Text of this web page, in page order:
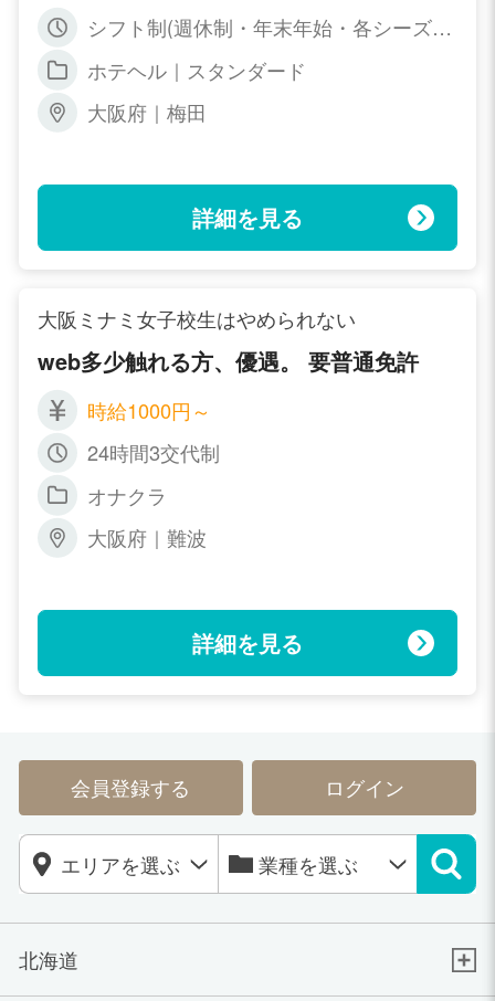
1,500円(社員雇用有) ④事務スタッフ・w
円/アルバイト：時給800円～1.700円(昇
給有)
シフト制(週休制・年末年始・各シーズン
ホテヘル｜スタンダード
大阪府｜梅田
詳細を見る
大阪ミナミ女子校生はやめられない
web多少触れる方、優遇。 要普通免許
時給1000円～
24時間3交代制
オナクラ
大阪府｜難波
詳細を見る
会員登録する ログイン
北海道